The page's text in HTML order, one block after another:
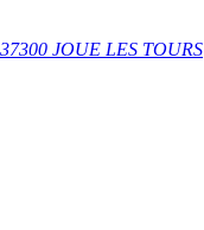
JOUE LES TOURS